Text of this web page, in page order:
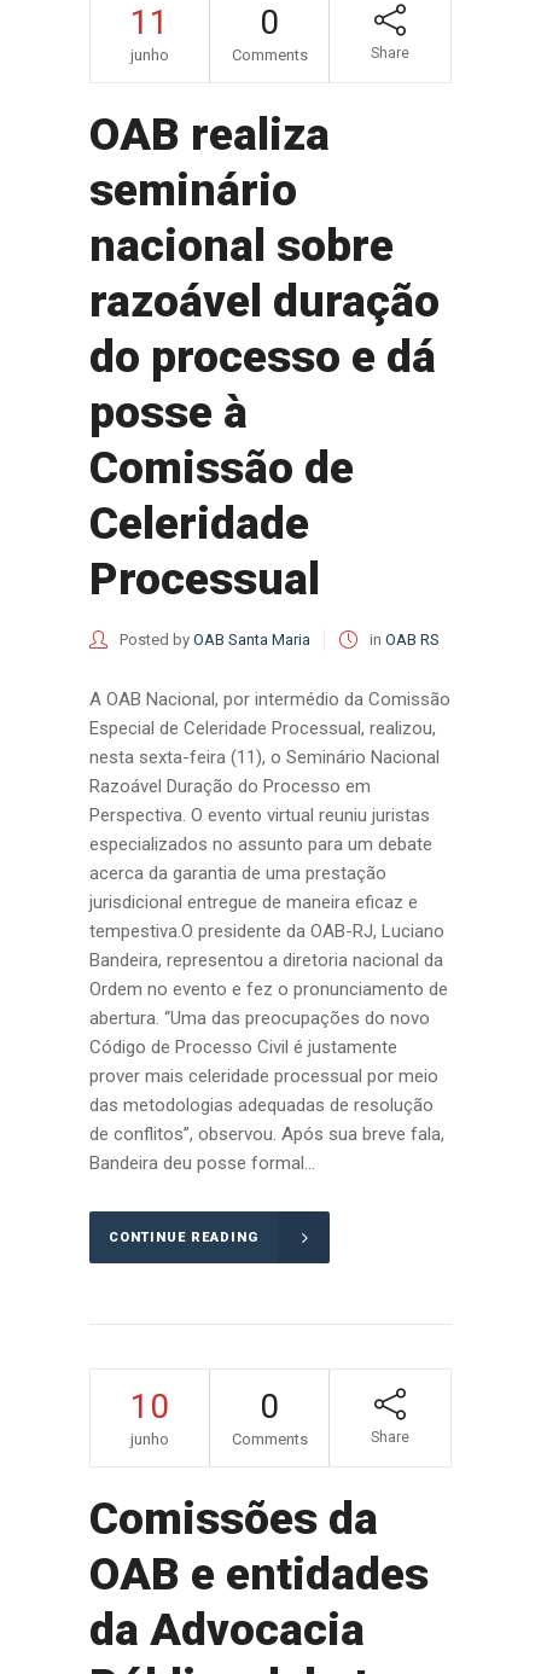
11
junho
0
Comments Share
OAB realiza
seminário
nacional sobre
razoável duração
do processo e dá
posse à
Comissão de
Celeridade
Processual
Posted by OAB Santa Maria in OAB RS
A OAB Nacional, por intermédio da Comissão
Especial de Celeridade Processual, realizou,
nesta sexta-feira (11), o Seminário Nacional
Razoável Duração do Processo em
Perspectiva. O evento virtual reuniu juristas
especializados no assunto para um debate
acerca da garantia de uma prestação
jurisdicional entregue de maneira eficaz e
tempestiva.O presidente da OAB-RJ, Luciano
Bandeira, representou a diretoria nacional da
Ordem no evento e fez o pronunciamento de
abertura. “Uma das preocupações do novo
Código de Processo Civil é justamente
prover mais celeridade processual por meio
das metodologias adequadas de resolução
de conflitos”, observou. Após sua breve fala,
Bandeira deu posse formal...
CONTINUE READING
10
junho
0
Comments Share
Comissões da
OAB e entidades
da Advocacia